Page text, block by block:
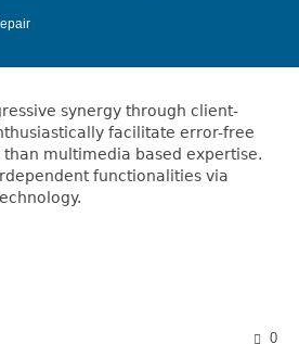
synergy through client-
facilitate error-free
multimedia based expertise.
functionalities via
0